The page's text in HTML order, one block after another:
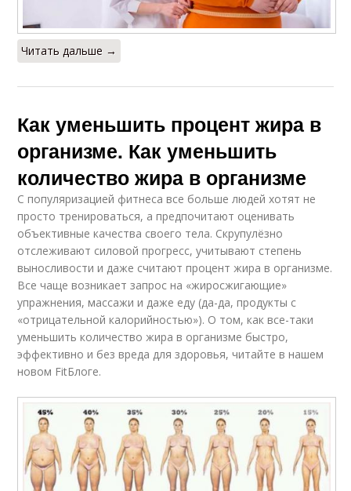
Читать дальше →
Как уменьшить процент жира в
организме. Как уменьшить
количество жира в организме
С популяризацией фитнеса все больше людей хотят не
просто тренироваться, а предпочитают оценивать
объективные качества своего тела. Скрупулёзно
отслеживают силовой прогресс, учитывают степень
выносливости и даже считают процент жира в организме.
Все чаще возникает запрос на «жиросжигающие»
упражнения, массажи и даже еду (да-да, продукты с
«отрицательной калорийностью»). О том, как все-таки
уменьшить количество жира в организме быстро,
эффективно и без вреда для здоровья, читайте в нашем
новом FitБлоге.